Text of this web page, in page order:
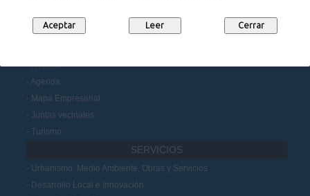
Participación Ciudadana
Noticias
Agenda
Mapa Empresarial
Juntas vecinales
Turismo
SERVICIOS
Urbanismo, Medio Ambiente, Obras y Servicios
Desarrollo Local e Innovación